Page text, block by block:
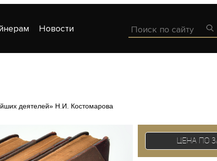
Новости
деятелей» Н.И. Костомарова
Цена по